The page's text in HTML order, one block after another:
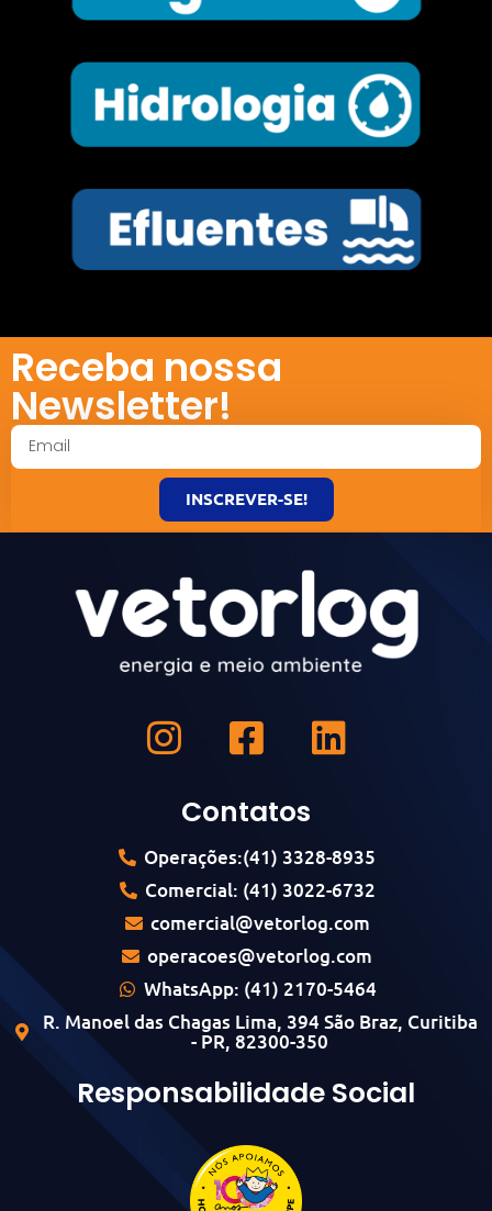
Receba nossa
Newsletter!
INSCREVER-SE!
Contatos
Operações:(41) 3328-8935
Comercial: (41) 3022-6732
comercial@vetorlog.com
operacoes@vetorlog.com
WhatsApp: (41) 2170-5464
R. Manoel das Chagas Lima, 394 São Braz, Curitiba
- PR, 82300-350
Responsabilidade Social